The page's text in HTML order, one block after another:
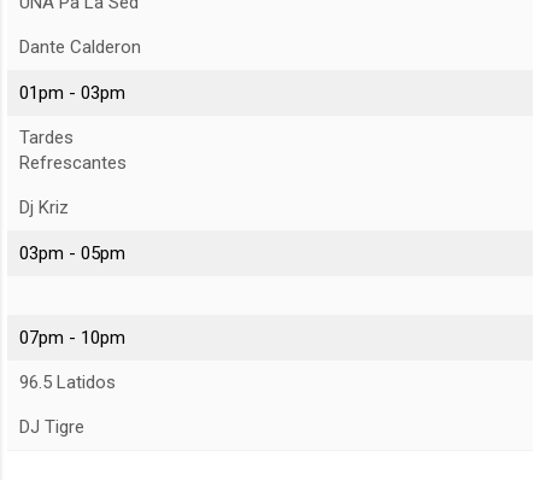
Dante Calderon
01pm - 03pm
Tardes
Refrescantes
Dj Kriz
03pm - 05pm
07pm - 10pm
96.5 Latidos
DJ Tigre